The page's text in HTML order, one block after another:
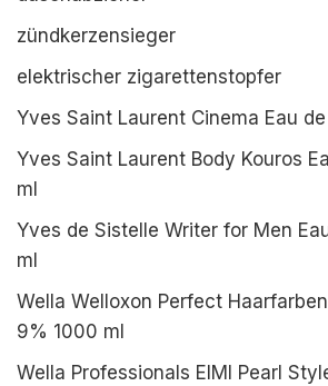
zündkerzensieger
elektrischer zigarettenstopfer
Yves Saint Laurent Cinema Eau
Yves Saint Laurent Body Kouros
ml
Yves de Sistelle Writer for Men
ml
Wella Welloxon Perfect
9% 1000 ml
Wella Professionals EIMI Pearl